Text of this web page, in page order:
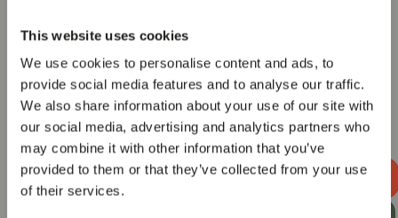
This website uses cookies
We use cookies to personalise content and ads, to
provide social media features and to analyse our traffic.
We also share information about your use of our site with
our social media, advertising and analytics partners who
may combine it with other information that you’ve
provided to them or that they’ve collected from your use
of their services.
SOLICITAR UN